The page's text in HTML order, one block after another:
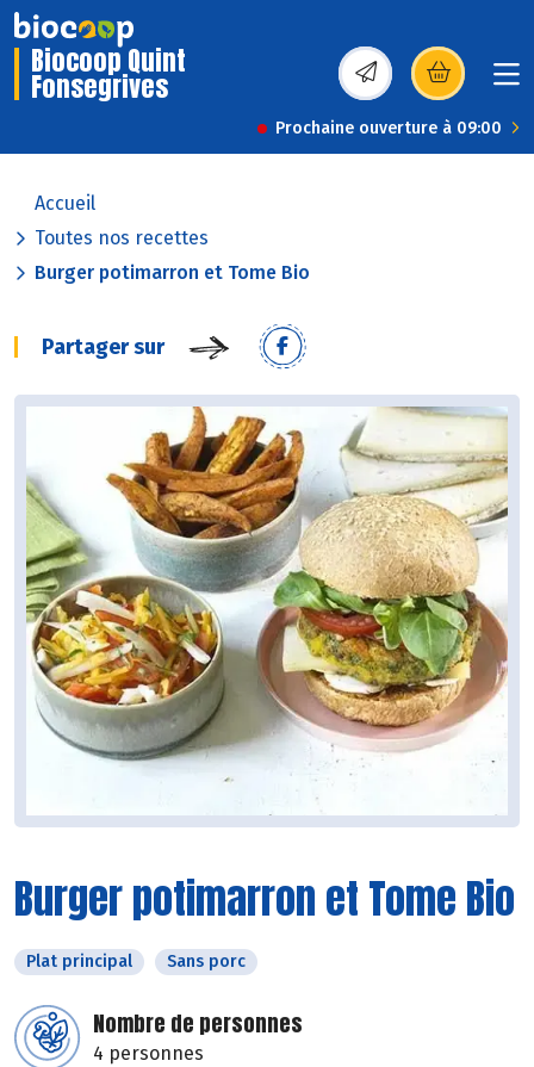
Biocoop Quint
Fonsegrives (s’ouvre dans une
Prochaine ouverture à 09:00
Accueil
Toutes nos recettes
Burger potimarron et Tome Bio
Partager sur
Burger potimarron et Tome Bio
Plat principal Sans porc
Nombre de personnes
4 personnes